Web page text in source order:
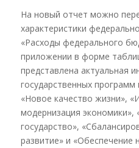
На новый отчет можно
характеристики
«Расходы федерального
приложении в форме
представлена актуальная
государственных
«Новое качество жизни»,
модернизация экономики»,
государство»,
развитие» и «Обеспечение